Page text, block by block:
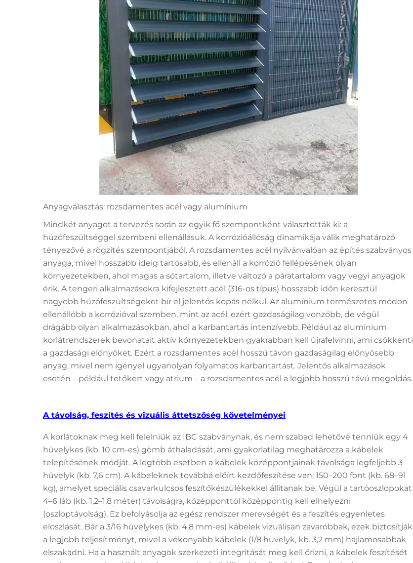
Anyagválasztás: rozsdamentes acél vagy alumínium
Mindkét anyagot a tervezés során az egyik fő szempontként választották ki: a
húzófeszültséggel szembeni ellenállásuk. A korrózióállóság dinamikája válik meghatározó
tényezővé a rögzítés szempontjából. A rozsdamentes acél nyilvánvalóan az építés szabványos
anyaga, mivel hosszabb ideig tartósabb, és ellenáll a korrózió fellépésének olyan
környezetekben, ahol magas a sótartalom, illetve változó a páratartalom vagy vegyi anyagok
érik. A tengeri alkalmazásokra kifejlesztett acél (316-os típus) hosszabb időn keresztül
nagyobb húzófeszültségeket bír el jelentős kopás nélkül. Az alumínium természetes módon
ellenállóbb a korrózióval szemben, mint az acél, ezért gazdaságilag vonzóbb, de végül
drágább olyan alkalmazásokban, ahol a karbantartás intenzívebb. Például az alumínium
korlátrendszerek bevonatait aktív környezetekben gyakrabban kell újrafelvinni, ami csökkenti
a gazdasági előnyöket. Ezért a rozsdamentes acél hosszú távon gazdaságilag előnyösebb
anyag, mivel nem igényel ugyanolyan folyamatos karbantartást. Jelentős alkalmazások
esetén – például tetőkert vagy atrium – a rozsdamentes acél a legjobb hosszú távú megoldás.
A távolság, feszítés és vizuális áttetszőség követelményei
A korlátoknak meg kell felelniük az IBC szabványnak, és nem szabad lehetővé tenniük egy 4
hüvelykes (kb. 10 cm-es) gömb áthaladását, ami gyakorlatilag meghatározza a kábelek
telepítésének módját. A legtöbb esetben a kábelek középpontjainak távolsága legfeljebb 3
hüvelyk (kb. 7,6 cm). A kábeleknek továbbá előírt kezdőfeszítése van: 150–200 font (kb. 68–91
kg), amelyet speciális csavarkulcsos feszítőkészülékekkel állítanak be. Végül a tartóoszlopokat
4–6 láb (kb. 1,2–1,8 méter) távolságra, középponttól középpontig kell elhelyezni
(oszloptávolság). Ez befolyásolja az egész rendszer merevségét és a feszítés egyenletes
eloszlását. Bár a 3/16 hüvelykes (kb. 4,8 mm-es) kábelek vizuálisan zavaróbbak, ezek biztosítják
a legjobb teljesítményt, mivel a vékonyabb kábelek (1/8 hüvelyk, kb. 3,2 mm) hajlamosabbak
elszakadni. Ha a használt anyagok szerkezeti integritását meg kell őrizni, a kábelek feszítését